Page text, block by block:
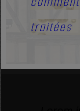
traitées